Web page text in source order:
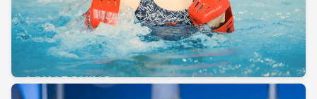
AQUABOXING